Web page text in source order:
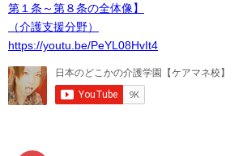
第１条～第８条の全体像】
（介護支援分野）
https://youtu.be/PeYL08HvIt4